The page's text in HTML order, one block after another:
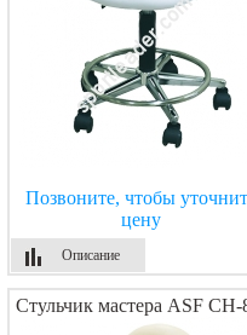
Позвоните, чтобы
цену
Описание
Стульчик мастера ASF СН-